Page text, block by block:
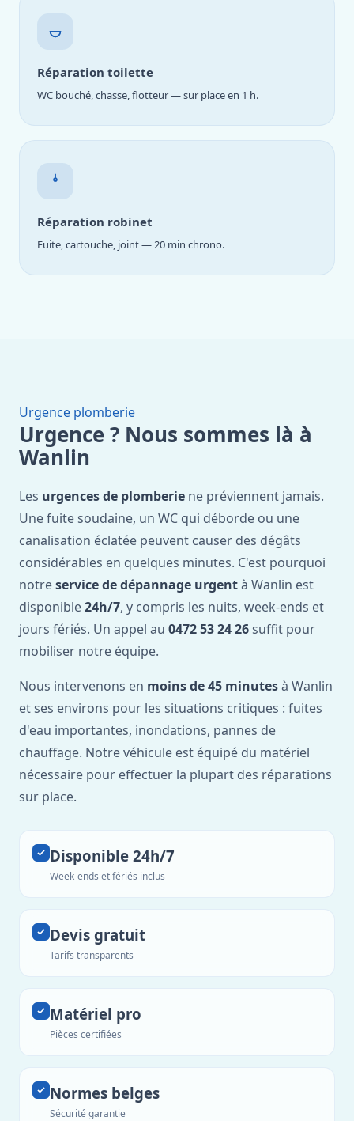
Réparation toilette
WC bouché, chasse, flotteur — sur place en 1 h.
Réparation robinet
Fuite, cartouche, joint — 20 min chrono.
Urgence plomberie
Urgence ? Nous sommes là à
Wanlin
Les urgences de plomberie ne préviennent jamais.
Une fuite soudaine, un WC qui déborde ou une
canalisation éclatée peuvent causer des dégâts
considérables en quelques minutes. C'est pourquoi
notreservice de dépannage urgentà Wanlin est
disponible24h/7, y compris les nuits, week-ends et
jours fériés. Un appel au 0472 53 24 26 suffit pour
mobiliser notre équipe.
Nous intervenons en moins de 45 minutesà Wanlin
et ses environs pour les situations critiques : fuites
d'eau importantes, inondations, pannes de
chauffage. Notre véhicule est équipé du matériel
nécessaire pour effectuer la plupart des réparations
sur place.
Disponible 24h/7
Week-ends et fériés inclus
Devis gratuit
Tarifs transparents
Matériel pro
Pièces certifiées
Normes belges
Sécurité garantie